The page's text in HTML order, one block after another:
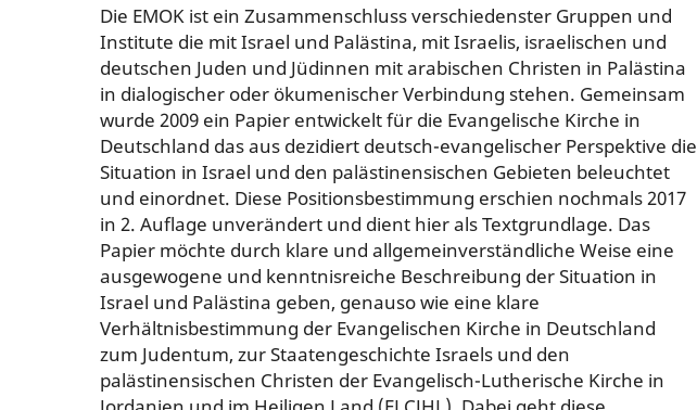
Die EMOK ist ein Zusammenschluss verschiedenster Gruppen und
Institute die mit Israel und Palästina, mit Israelis, israelischen und
deutschen Juden und Jüdinnen mit arabischen Christen in Palästina
in dialogischer oder ökumenischer Verbindung stehen. Gemeinsam
wurde 2009 ein Papier entwickelt für die Evangelische Kirche in
Deutschland das aus dezidiert deutsch-evangelischer Perspektive die
Situation in Israel und den palästinensischen Gebieten beleuchtet
und einordnet. Diese Positionsbestimmung erschien nochmals 2017
in 2. Auflage unverändert und dient hier als Textgrundlage. Das
Papier möchte durch klare und allgemeinverständliche Weise eine
ausgewogene und kenntnisreiche Beschreibung der Situation in
Israel und Palästina geben, genauso wie eine klare
Verhältnisbestimmung der Evangelischen Kirche in Deutschland
zum Judentum, zur Staatengeschichte Israels und den
palästinensischen Christen der Evangelisch-Lutherische Kirche in